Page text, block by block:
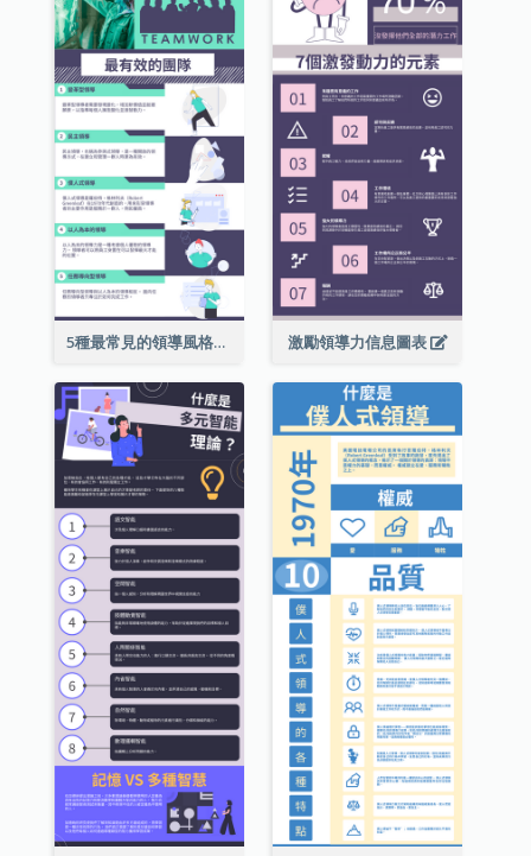
5種最常見的領導風格信息圖表 激勵領導力信息圖表